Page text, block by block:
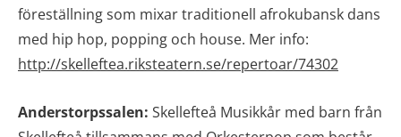
föreställning som mixar traditionell afrokubansk dans
med hip hop, popping och house. Mer info:
http://skelleftea.riksteatern.se/repertoar/74302
Anderstorpssalen: Skellefteå Musikkår med barn från